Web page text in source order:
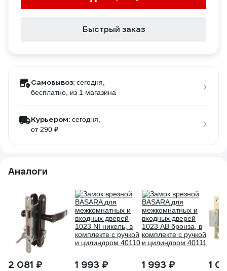
Быстрый заказ
Самовывоз: сегодня,
бесплатно , из 1 магазина
Курьером: сегодня,
от 290 ₽
Аналоги
2 081 ₽ 1 993 ₽ 1 993 ₽ 1